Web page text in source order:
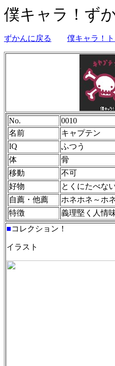
僕キャラ！ず
ずかんに戻る 僕キャラ！
No.
0010
名前
キャプテン
IQ
ふつう
体
骨
移動
不可
好物
とくにたべな
自薦・他薦
ホネホネ～ホ
特徴
義理堅く人情
■コレクション！
イラスト